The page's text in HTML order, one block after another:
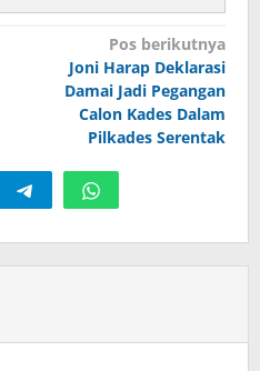
Pos berikutnya
Joni Harap Deklarasi
Damai Jadi Pegangan
Calon Kades Dalam
Pilkades Serentak